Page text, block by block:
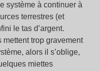
système à continuer à
terrestres (et
le tas d’argent.
trop gravement
alors il s’oblige,
miettes